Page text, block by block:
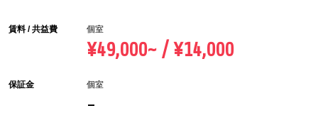
賃料 / 共益費 個室
¥49,000~ / ¥14,000
保証金 個室
-